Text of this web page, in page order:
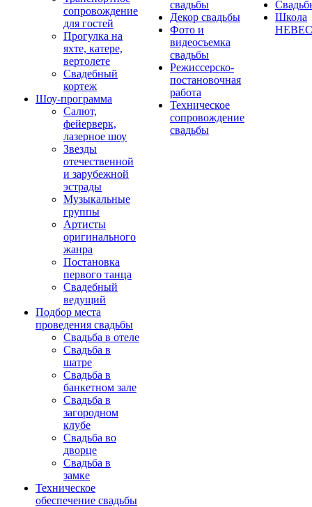
сопровождение
для гостей
Прогулка на
яхте, катере,
вертолете
Свадебный
кортеж
Шоу-программа
Салют,
фейерверк,
лазерное шоу
Звезды
отечественной
и зарубежной
эстрады
Музыкальные
группы
Артисты
оригинального
жанра
Постановка
первого танца
Свадебный
ведущий
Подбор места
проведения свадьбы
Свадьба в отеле
Свадьба в
шатре
Свадьба в
банкетном зале
Свадьба в
загородном
клубе
Свадьба во
дворце
Свадьба в
замке
Техническое
обеспечение свадьбы
свадьбы
Декор свадьбы
Фото и
видеосъемка
свадьбы
Режиссерско-
постановочная
работа
Техническое
сопровождение
свадьбы
Школа